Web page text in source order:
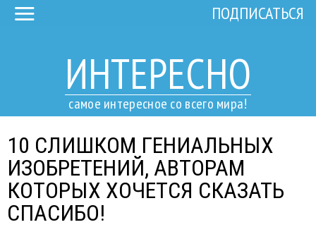
ИНТЕРЕСНО
самое интересное со всего мира!
ПОДПИСАТЬСЯ
10 СЛИШКОМ ГЕНИАЛЬНЫХ
ИЗОБРЕТЕНИЙ, АВТОРАМ
КОТОРЫХ ХОЧЕТСЯ СКАЗАТЬ
СПАСИБО!